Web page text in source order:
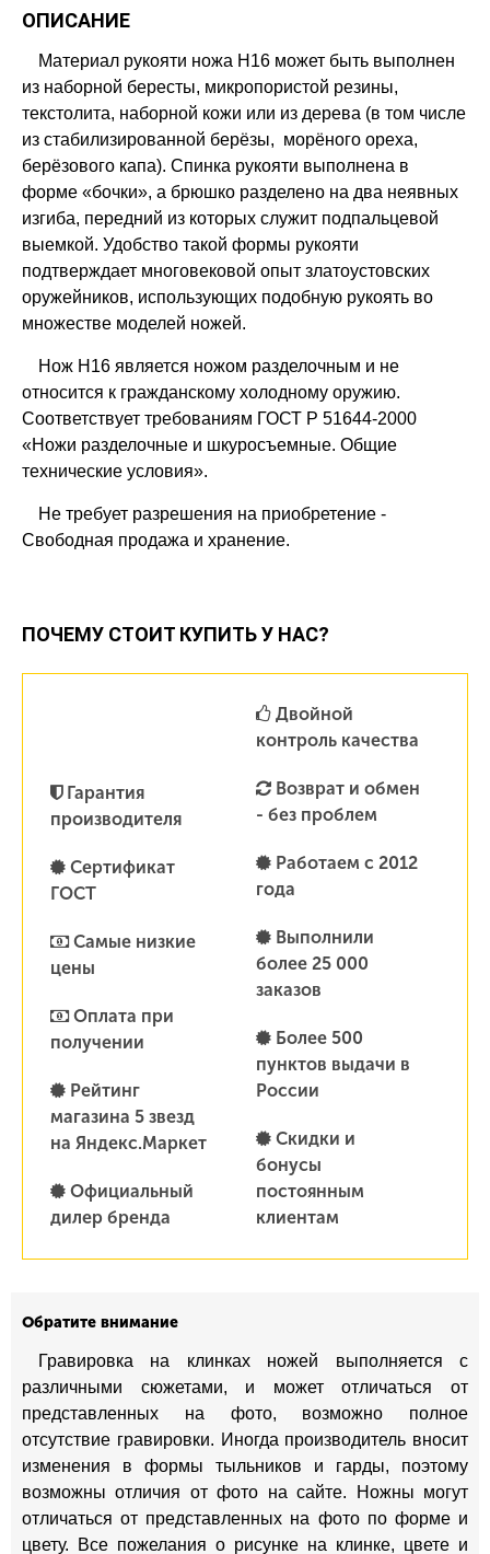
ОПИСАНИЕ
Материал рукояти ножа Н16 может быть выполнен
из наборной бересты, микропористой резины,
текстолита, наборной кожи или из дерева (в том числе
из стабилизированной берёзы, морёного ореха,
берёзового капа). Спинка рукояти выполнена в
форме «бочки», а брюшко разделено на два неявных
изгиба, передний из которых служит подпальцевой
выемкой. Удобство такой формы рукояти
подтверждает многовековой опыт златоустовских
оружейников, использующих подобную рукоять во
множестве моделей ножей.
Нож Н16 является ножом разделочным и не
относится к гражданскому холодному оружию.
Соответствует требованиям ГОСТ Р 51644-2000
«Ножи разделочные и шкуросъемные. Общие
технические условия».
Не требует разрешения на приобретение -
Свободная продажа и хранение.
ПОЧЕМУ СТОИТ КУПИТЬ У НАС?
Гарантия
производителя
Сертификат
ГОСТ
Самые низкие
цены
Оплата при
получении
Рейтинг
магазина 5 звезд
на Яндекс.Маркет
Официальный
дилер бренда
Двойной
контроль качества
Возврат и обмен
- без проблем
Работаем с 2012
года
Выполнили
более 25 000
заказов
Более 500
пунктов выдачи в
России
Скидки и
бонусы
постоянным
клиентам
Обратите внимание
Гравировка на клинках ножей выполняется с
различными сюжетами, и может отличаться от
представленных на фото, возможно полное
отсутствие гравировки. Иногда производитель вносит
изменения в формы тыльников и гарды, поэтому
возможны отличия от фото на сайте. Ножны могут
отличаться от представленных на фото по форме и
цвету. Все пожелания о рисунке на клинке, цвете и